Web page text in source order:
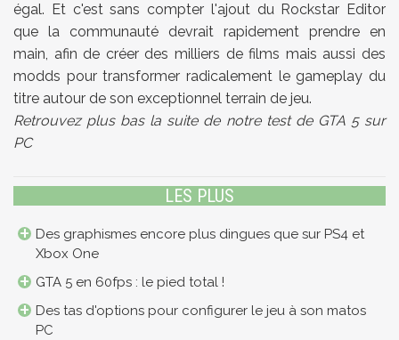
égal. Et c'est sans compter l'ajout du Rockstar Editor
que la communauté devrait rapidement prendre en
main, afin de créer des milliers de films mais aussi des
modds pour transformer radicalement le gameplay du
titre autour de son exceptionnel terrain de jeu.
Retrouvez plus bas la suite de notre test de GTA 5 sur
PC
LES PLUS
Des graphismes encore plus dingues que sur PS4 et
Xbox One
GTA 5 en 60fps : le pied total !
Des tas d'options pour configurer le jeu à son matos
PC